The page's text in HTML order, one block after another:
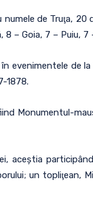
de Truţa, 20
– Goia, 7 – Puiu,
evenimentele de
1878.
Monumentul-
aceştia
un topliţean,